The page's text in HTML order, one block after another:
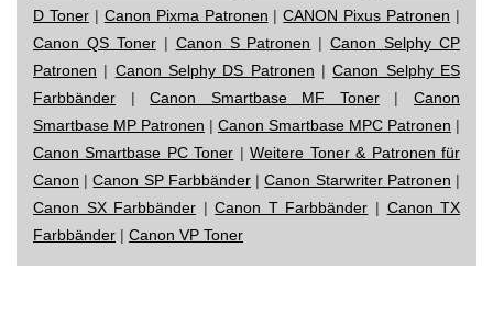
D Toner| Canon Pixma Patronen |CANON Pixus Patronen |
Canon QS Toner| Canon S Patronen |Canon Selphy CP
Patronen | Canon Selphy DS Patronen |Canon Selphy ES
Farbbänder |Canon Smartbase MF Toner|Canon
Smartbase MP Patronen | Canon Smartbase MPC Patronen |
Canon Smartbase PC Toner |Weitere Toner & Patronen für
Canon |Canon SP Farbbänder|Canon Starwriter Patronen |
Canon SX Farbbänder |Canon T Farbbänder | Canon TX
Farbbänder | Canon VP Toner